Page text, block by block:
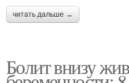
читать дальше →
Болит внизу